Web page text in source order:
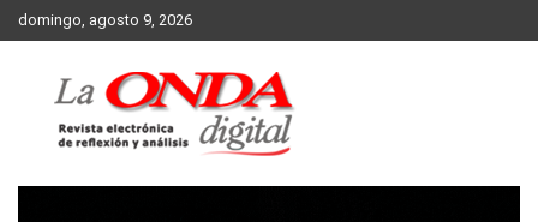
Skip
to
domingo, agosto 9, 2026